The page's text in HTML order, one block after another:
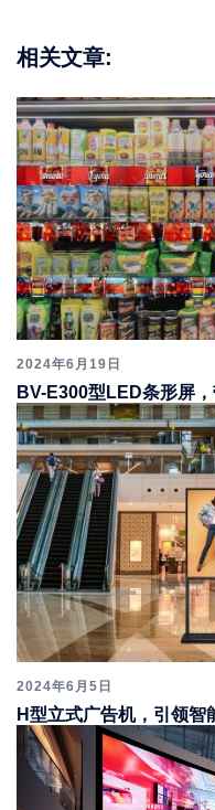
相关文章:
2024年6月19日
BV-E300型LED条形屏
2024年6月5日
H型立式广告机，引领智